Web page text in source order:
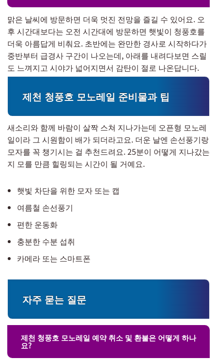
맑은 날씨에 방문하면 더욱 멋진 전망을 즐길 수 있어요. 오
후 시간대보다는 오전 시간대에 방문하면 햇빛이 청풍호를
더욱 아름답게 비춰요. 초반에는 완만한 경사로 시작하다가
중반부터 급경사 구간이 나오는데, 아래를 내려다보면 스릴
도 느껴지고 시야가 넓어지면서 감탄이 절로 나온답니다.
제천 청풍호 모노레일 준비물과 팁
새소리와 함께 바람이 살짝 스쳐 지나가는데 오픈형 모노레
일이라 그 시원함이 배가 되더라고요. 더운 날엔 손선풍기랑
모자를 꼭 챙기시는 걸 추천드려요. 25분이 어떻게 지나갔는
지 모를 만큼 힐링되는 시간이 될 거예요.
햇빛 차단을 위한 모자 또는 캡
여름철 손선풍기
편한 운동화
충분한 수분 섭취
카메라 또는 스마트폰
자주 묻는 질문
제천 청풍호 모노레일 예약 취소 및 환불은 어떻게 하나
요?